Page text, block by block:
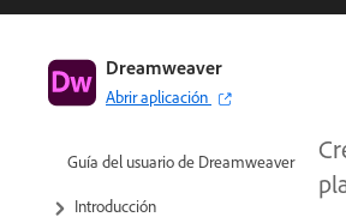
Dreamweaver
Abrir aplicación
Guía del usuario de Dreamweaver
Introducción